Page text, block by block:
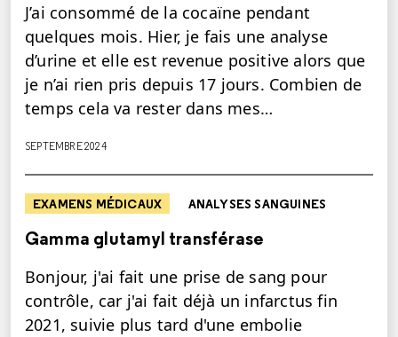
J’ai consommé de la cocaïne pendant
quelques mois. Hier, je fais une analyse
d’urine et elle est revenue positive alors que
je n’ai rien pris depuis 17 jours. Combien de
temps cela va rester dans mes…
SEPTEMBRE 2024
EXAMENS MÉDICAUX ANALYSES SANGUINES
Gamma glutamyl transférase
Bonjour, j'ai fait une prise de sang pour
contrôle, car j'ai fait déjà un infarctus fin
2021, suivie plus tard d'une embolie